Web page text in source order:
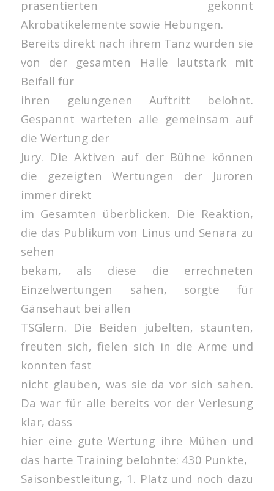
präsentierten gekonnt
Akrobatikelemente sowie Hebungen.
Bereits direkt nach ihrem Tanz wurden sie
von der gesamten Halle lautstark mit
Beifall für
ihren gelungenen Auftritt belohnt.
Gespannt warteten alle gemeinsam auf
die Wertung der
Jury. Die Aktiven auf der Bühne können
die gezeigten Wertungen der Juroren
immer direkt
im Gesamten überblicken. Die Reaktion,
die das Publikum von Linus und Senara zu
sehen
bekam, als diese die errechneten
Einzelwertungen sahen, sorgte für
Gänsehaut bei allen
TSGlern. Die Beiden jubelten, staunten,
freuten sich, fielen sich in die Arme und
konnten fast
nicht glauben, was sie da vor sich sahen.
Da war für alle bereits vor der Verlesung
klar, dass
hier eine gute Wertung ihre Mühen und
das harte Training belohnte: 430 Punkte,
Saisonbestleitung, 1. Platz und noch dazu